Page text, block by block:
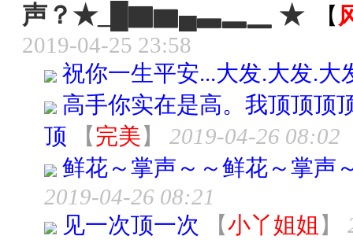
声？★_█▇▆▄▃▂▁ ★
【
2019-04-25 23:58
祝你一生平安...大发.大发.大
高手你实在是高。我顶顶顶
顶
【 完美】
2019-04-26 08:02
鲜花～掌声～～鲜花～掌声
2019-04-26 08:21
见一次顶一次
【小丫姐姐 】